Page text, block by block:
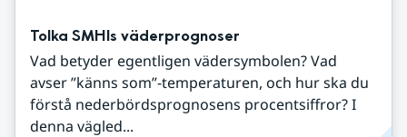
Tolka SMHIs väderprognoser
Vad betyder egentligen vädersymbolen? Vad
avser ”känns som”-temperaturen, och hur ska du
förstå nederbördsprognosens procentsiffror? I
denna vägled...